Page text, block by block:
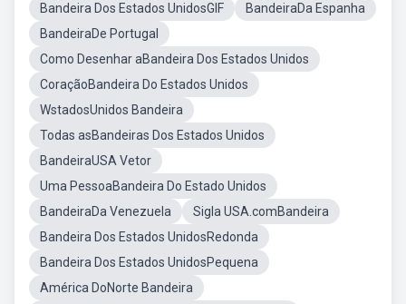
Bandeira Dos Estados UnidosGIF
BandeiraDa Espanha
BandeiraDe Portugal
Como Desenhar aBandeira Dos Estados Unidos
CoraçãoBandeira Do Estados Unidos
WstadosUnidos Bandeira
Todas asBandeiras Dos Estados Unidos
BandeiraUSA Vetor
Uma PessoaBandeira Do Estado Unidos
BandeiraDa Venezuela
Sigla USA.comBandeira
Bandeira Dos Estados UnidosRedonda
Bandeira Dos Estados UnidosPequena
América DoNorte Bandeira